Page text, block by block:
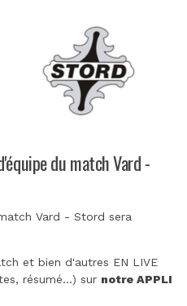
du match Vard -
Vard - Stord sera
et bien d'autres EN LIVE
résumé...) sur notre APPLI